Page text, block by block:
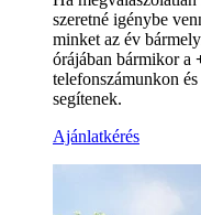
szeretné igénybe
minket az év
órájában bármikor a
telefonszámunkon
segítenek.
Ajánlatkérés